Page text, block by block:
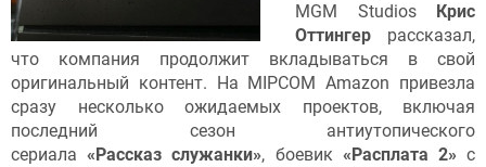
MGM Studios
Крис
Оттингер рассказал,
что компания продолжит вкладываться в свой
оригинальный контент. На MIPCOM Amazon привезла
сразу несколько ожидаемых проектов, включая
последний сезон антиутопического
сериала«Рассказ служанки», боевик «Расплата 2» с